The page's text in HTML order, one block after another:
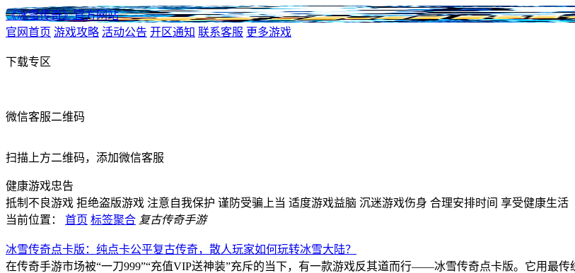
《冰雪传奇》官方网站
官网首页 游戏攻略 活动公告 开区通知 联系客服 更多游戏
下载专区
微信客服二维码
扫描上方二维码，添加微信客服
健康游戏忠告
抵制不良游戏 拒绝盗版游戏 注意自我保护 谨防受骗上当 适度游戏益脑 沉迷游戏伤身 合理安排时间 享受健康生活
当前位置：
首页 标签聚合 复古传奇手游
冰雪传奇点卡版：纯点卡公平复古传奇，散人玩家如何玩转冰雪大陆？
在传奇手游市场被“一刀999”“充值VIP送神装”充斥的当下，有一款游戏反其道而行——冰雪传奇点卡版。它用最